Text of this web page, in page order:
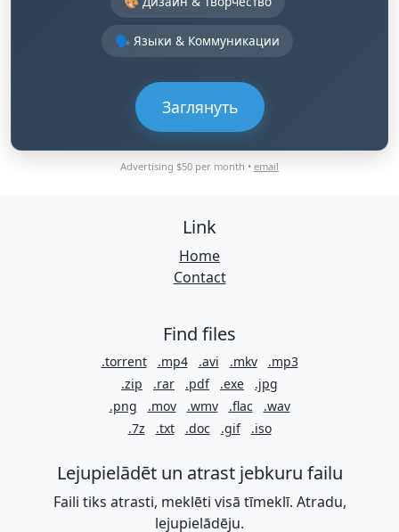
🗣️ Языки & Коммуникации
Заглянуть
Advertising $50 per month • email
Link
Home
Contact
Find files
.torrent .mp4 .avi .mkv
.mp3
.zip
.rar .pdf .exe
.jpg
.png
.mov .wmv .flac
.wav
.7z
.txt .doc .gif .iso
Lejupielādēt un atrast jebkuru failu
Faili tiks atrasti, meklēti visā tīmeklī. Atradu,
lejupielādēju.